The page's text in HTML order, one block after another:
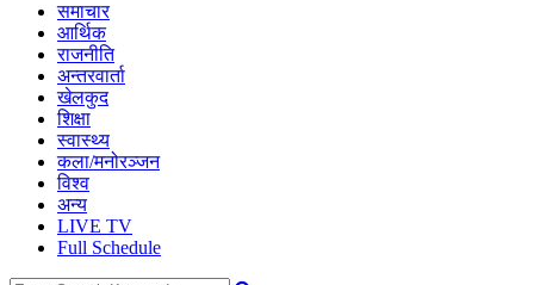
समाचार
आर्थिक
राजनीति
अन्तरवार्ता
खेलकुद
शिक्षा
स्वास्थ्य
कला/मनोरञ्जन
विश्व
अन्य
LIVE TV
Full Schedule